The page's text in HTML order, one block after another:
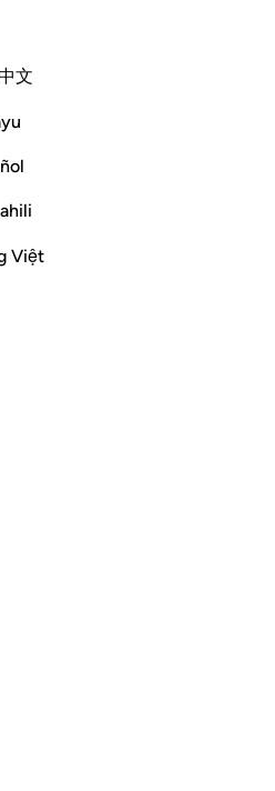
文
Việt
laatste (het
laaiend vuur (de Hel).